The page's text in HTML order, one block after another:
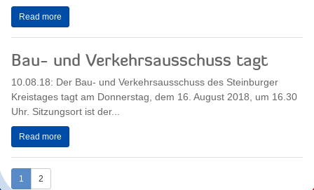
Read more
Bau- und Verkehrsausschuss tagt
10.08.18: Der Bau- und Verkehrsausschuss des Steinburger
Kreistages tagt am Donnerstag, dem 16. August 2018, um 16.30
Uhr. Sitzungsort ist der...
Read more
1 2